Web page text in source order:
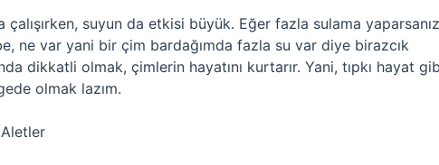
çalışırken, suyun da etkisi büyük. Eğer fazla sulama
ne var yani bir çim bardağımda fazla su var diye birazcık
dikkatli olmak, çimlerin hayatını kurtarır. Yani, tıpkı hayat
olmak lazım.